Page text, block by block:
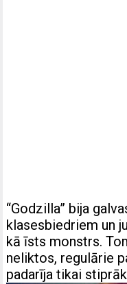
“Godzilla” bija
klasesbiedriem un
kā īsts monstrs.
neliktos, regulārie
padarīja tikai